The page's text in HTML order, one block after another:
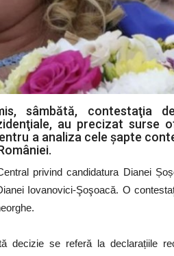
sâmbătă, contestaţia
au precizat surse
a analiza cele şapte
privind candidatura Dianei
Iovanovici-Şoşoacă. O
decizie se referă la declarațiile